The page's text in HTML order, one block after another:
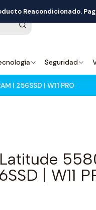
Seguridad
Reacondicionado.
| 256SSD | W11 PRO
| W11